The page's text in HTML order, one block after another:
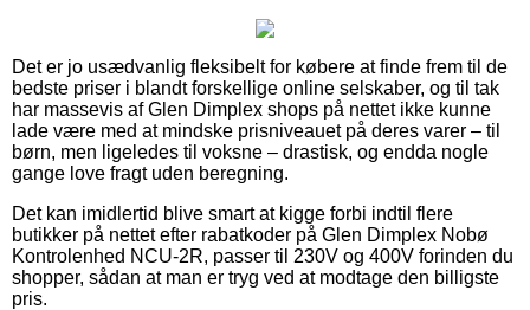
Det er jo usædvanlig fleksibelt for købere at finde frem til de
bedste priser i blandt forskellige online selskaber, og til tak
har massevis af Glen Dimplex shops på nettet ikke kunne
lade være med at mindske prisniveauet på deres varer – til
børn, men ligeledes til voksne – drastisk, og endda nogle
gange love fragt uden beregning.
Det kan imidlertid blive smart at kigge forbi indtil flere
butikker på nettet efter rabatkoder på Glen Dimplex Nobø
Kontrolenhed NCU-2R, passer til 230V og 400V forinden du
shopper, sådan at man er tryg ved at modtage den billigste
pris.